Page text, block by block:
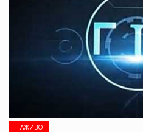
НАЖИВО